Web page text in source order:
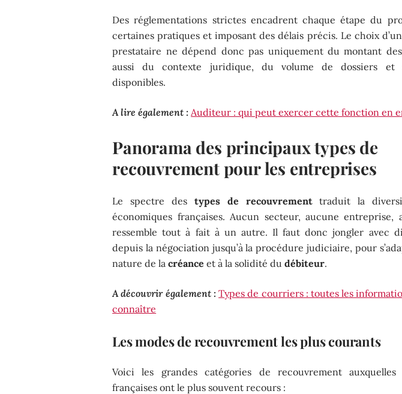
Des réglementations strictes encadrent chaque étape du
certaines pratiques et imposant des délais précis. Le choix
prestataire ne dépend donc pas uniquement du montant
aussi du contexte juridique, du volume de dossiers et
disponibles.
A lire également : Auditeur : qui peut exercer cette fonction en
Panorama des principaux types de
recouvrement pour les entreprises
Le spectre des types de recouvrementtraduit la
économiques françaises. Aucun secteur, aucune
ressemble tout à fait à un autre. Il faut donc jongler avec
depuis la négociation jusqu’à la procédure judiciaire, pour
nature de lacréance et à la solidité dudébiteur.
A découvrir également : Types de courriers : toutes les
connaître
Les modes de recouvrement les plus courants
Voici les grandes catégories de recouvrement auxquelles
françaises ont le plus souvent recours :